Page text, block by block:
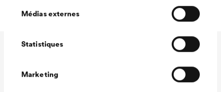
Sélectionnez les cookies que vous souhaitez
Médias externes
Statistiques
Marketing